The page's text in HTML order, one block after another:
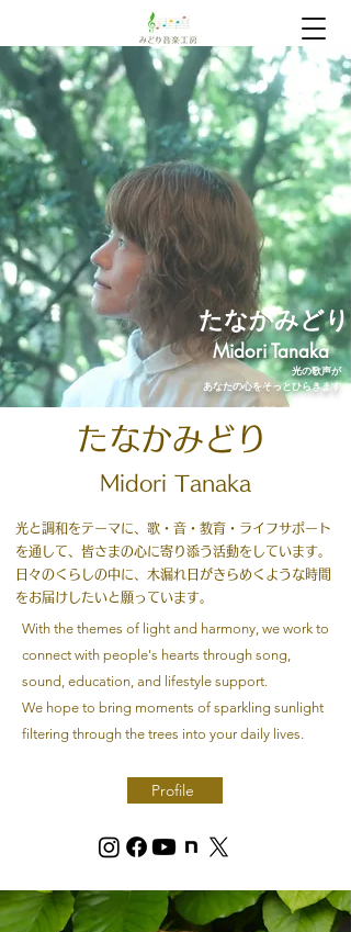
​たなかみどり
Midori Tanaka
光の歌声が
あなたの心をそっとひらきます
みどり音楽工房｜三島の音楽教室
たなかみどり
Midori Tanaka
光と調和をテーマに、歌・音・教育・ライフサポート
を通して、皆さまの心に寄り添う活動をしています。
日々のくらしの中に、木漏れ日がきらめくような時間
をお届けしたいと願っています。
With the themes of light and harmony, we work to
connect with people's hearts through song,
sound, education, and lifestyle support.
We hope to bring moments of sparkling sunlight
filtering through the trees into your daily lives.
Profile